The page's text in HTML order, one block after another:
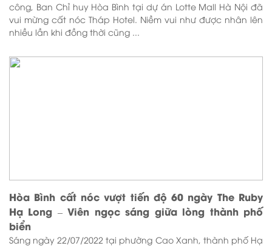
công, Ban Chỉ huy Hòa Bình tại dự án Lotte Mall Hà Nội đã
vui mừng cất nóc Tháp Hotel. Niềm vui như được nhân lên
nhiều lần khi đồng thời cũng ...
Hòa Bình cất nóc vượt tiến độ 60 ngày The Ruby
Hạ Long – Viên ngọc sáng giữa lòng thành phố
biển
Sáng ngày 22/07/2022 tại phường Cao Xanh, thành phố Hạ